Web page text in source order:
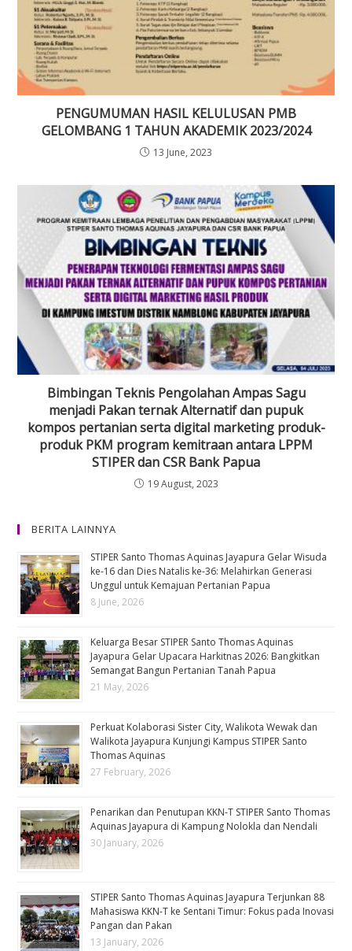
PENGUMUMAN HASIL KELULUSAN PMB
GELOMBANG 1 TAHUN AKADEMIK 2023/2024
13 June, 2023
Bimbingan Teknis Pengolahan Ampas Sagu
menjadi Pakan ternak Alternatif dan pupuk
kompos pertanian serta digital marketing produk-
produk PKM program kemitraan antara LPPM
STIPER dan CSR Bank Papua
19 August, 2023
BERITA LAINNYA
STIPER Santo Thomas Aquinas Jayapura Gelar Wisuda
ke-16 dan Dies Natalis ke-36: Melahirkan Generasi
Unggul untuk Kemajuan Pertanian Papua
8 June, 2026
Keluarga Besar STIPER Santo Thomas Aquinas
Jayapura Gelar Upacara Harkitnas 2026: Bangkitkan
Semangat Bangun Pertanian Tanah Papua
21 May, 2026
Perkuat Kolaborasi Sister City, Walikota Wewak dan
Walikota Jayapura Kunjungi Kampus STIPER Santo
Thomas Aquinas
27 February, 2026
Penarikan dan Penutupan KKN-T STIPER Santo Thomas
Aquinas Jayapura di Kampung Nolokla dan Nendali
30 January, 2026
STIPER Santo Thomas Aquinas Jayapura Terjunkan 88
Mahasiswa KKN-T ke Sentani Timur: Fokus pada Inovasi
Pangan dan Pakan
13 January, 2026